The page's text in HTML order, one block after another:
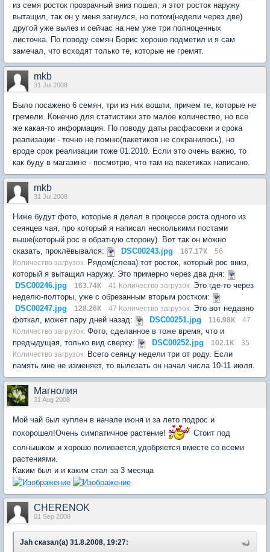
из семя росток прозрачный вниз пошел, я этот росток наружу
вытащил, так он у меня загнулся, но потом(недели через две)
другой уже вылез и сейчас на нем уже три полноценных
листочка. По поводу семян Борис хорошо подметил и я сам
замечал, что всходят только те, которые не гремят.
mkb
31 Jul 2008
Было посажено 6 семян, три из них вошли, причем те, которые не
гремели. Конечно для статистики это малое количество, но все
же какая-то информация. По поводу даты расфасовки и срока
реализации - точно не помню(пакетиков не сохранилось), но
вроде срок реализации тоже 01.2010. Если это очень важно, то
как буду в магазине - посмотрю, что там на пакетиках написано.
mkb
31 Jul 2008
Ниже будут фото, которые я делал в процессе роста одного из
сеянцев чая, про который я написал несколькими постами
выше(который рос в обратную сторону). Вот так он можно
сказать, проклёвывался:
DSC00243.jpg 167.17К
56
Количество загрузок: Рядом(слева) тот росток, который рос вниз,
который я вытащил наружу. Это примерно через два дня:
DSC00246.jpg
163.74К 41 Количество загрузок: Это где-то через
неделю-полторы, уже с обрезанным вторым ростком:
DSC00247.jpg
128.26К 47 Количество загрузок: Это вот недавно
фоткал, может пару дней назад:
DSC00251.jpg 116.98К
47
Количество загрузок: Фото, сделанное в тоже время, что и
предыдущая, только вид сверху:
DSC00252.jpg 102.1К
35
Количество загрузок: Всего сеянцу недели три от роду. Если
память мне не изменяет, то вылезать он начал числа 10-11 июля.
Магнолия
31 Aug 2008
Мой чай был куплен в начале июня и за лето подрос и
похорошел!Очень симпатичное растение!
Стоит под
солнышком и хорошо поливается,удобряется вместе со всеми
растениями.
Каким был и и каким стал за 3 месяца
CHERENOK
01 Sep 2008
Jah сказал(а) 31.8.2008, 19:27: